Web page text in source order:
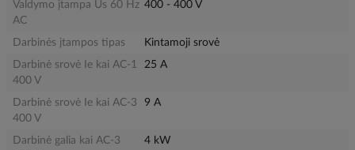
Valdymo įtampa Us 60 Hz
AC
400 - 400 V
Darbinės įtampos tipas
Kintamoji srovė
Darbinė srovė Ie kai AC-1
400 V
25 A
Darbinė srovė Ie kai AC-3
400 V
9 A
Darbinė galia kai AC-3
4 kW